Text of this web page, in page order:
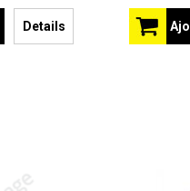
Details